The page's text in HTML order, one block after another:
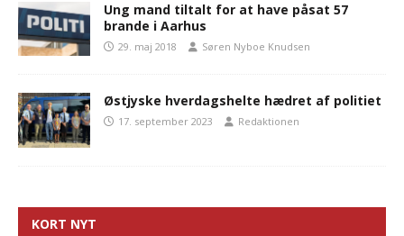
Ung mand tiltalt for at have påsat 57
brande i Aarhus
29. maj 2018 Søren Nyboe Knudsen
Østjyske hverdagshelte hædret af politiet
17. september 2023 Redaktionen
KORT NYT